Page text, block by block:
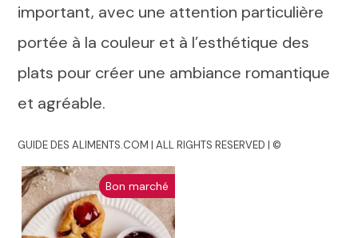
important, avec une attention particulière
portée à la couleur et à l’esthétique des
plats pour créer une ambiance romantique
et agréable.
GUIDE DES ALIMENTS.COM | ALL RIGHTS RESERVED | ©
Bon marché